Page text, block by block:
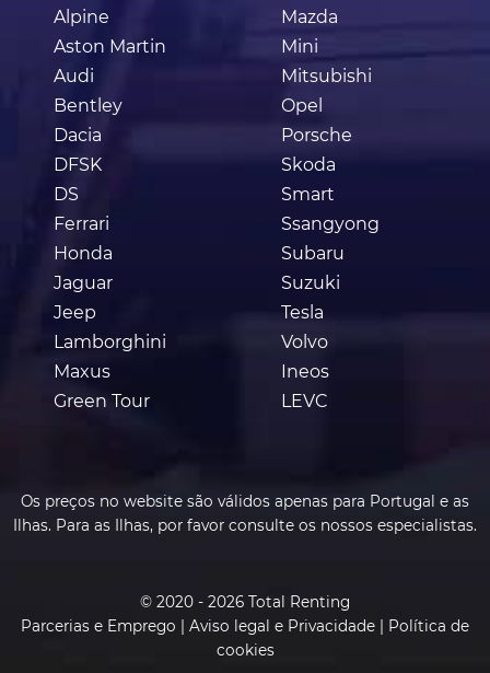
Alpine
Aston Martin
Audi
Bentley
Dacia
DFSK
DS
Ferrari
Honda
Jaguar
Jeep
Lamborghini
Maxus
Green Tour
Mazda
Mini
Mitsubishi
Opel
Porsche
Skoda
Smart
Ssangyong
Subaru
Suzuki
Tesla
Volvo
Ineos
LEVC
Os preços no website são válidos apenas para Portugal e as
Ilhas. Para as Ilhas, por favor consulte os nossos especialistas.
© 2020 - 2026 Total Renting
Parcerias e Emprego
Aviso legal e Privacidade
Política de
cookies